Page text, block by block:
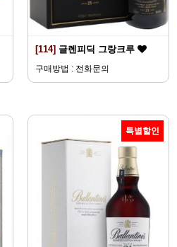
[114] 글렌피딕 그랑크루
구매방법 : 전화문의
특별할인